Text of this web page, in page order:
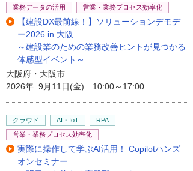
業務データの活用
営業・業務プロセス効率化
【建設DX最前線！】ソリューションデモデ
ー2026 in 大阪
～建設業のための業務改善ヒントが見つかる
体感型イベント～
大阪府・大阪市
2026年 9月11日(金) 10:00～17:00
クラウド AI・IoT
RPA
営業・業務プロセス効率化
実際に操作して学ぶAI活用！ Copilotハンズ
オンセミナー